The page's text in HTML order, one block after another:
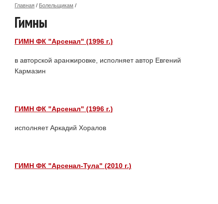
Главная / Болельщикам /
Гимны
ГИМН ФК "Арсенал" (1996 г.)
в авторской аранжировке, исполняет автор Евгений
Кармазин
ГИМН ФК "Арсенал" (1996 г.)
исполняет Аркадий Хоралов
ГИМН ФК "Арсенал-Тула" (2010 г.)